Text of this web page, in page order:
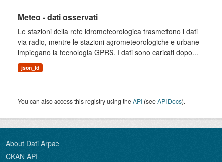
Meteo - dati osservati
Le stazioni della rete idrometeorologica trasmettono i dati
via radio, mentre le stazioni agrometeorologiche e urbane
impiegano la tecnologia GPRS. I dati sono caricati dopo...
json_ld
You can also access this registry using theAPI (seeAPI Docs).
About Dati Arpae
CKAN API